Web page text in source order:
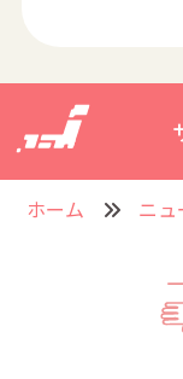
ホーム ニュ